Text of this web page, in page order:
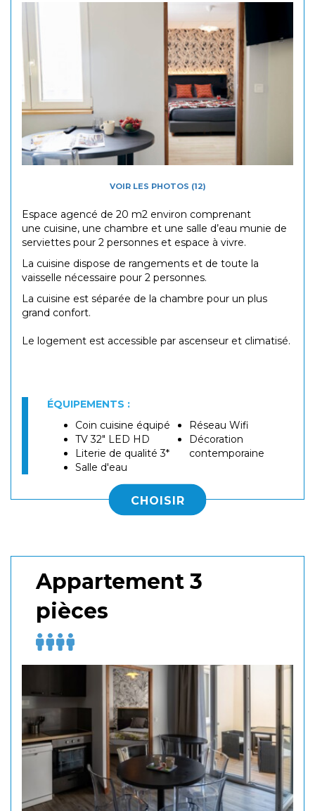
VOIR LES PHOTOS (12)
Espace agencé de 20 m2 environ comprenant
une cuisine, une chambre et une salle d’eau munie de
serviettes pour 2 personnes et espace à vivre.
La cuisine dispose de rangements et de toute la
vaisselle nécessaire pour 2 personnes.
La cuisine est séparée de la chambre pour un plus
grand confort.
Le logement est accessible par ascenseur et climatisé.
ÉQUIPEMENTS :
Coin cuisine équipé
TV 32" LED HD
Literie de qualité 3*
Salle d'eau
Réseau Wifi
Décoration
contemporaine
CHOISIR
Appartement 3
pièces